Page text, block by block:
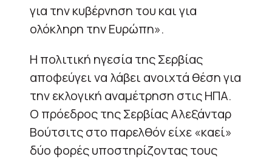
για την κυβέρνηση του και για
ολόκληρη την Ευρώπη».
Η πολιτική ηγεσία της Σερβίας
αποφεύγει να λάβει ανοιχτά θέση για
την εκλογική αναμέτρηση στις ΗΠΑ.
Ο πρόεδρος της Σερβίας Αλεξάνταρ
Βούτσιτς στο παρελθόν είχε «καεί»
δύο φορές υποστηρίζοντας τους